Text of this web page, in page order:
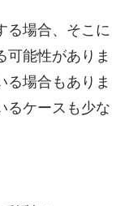
る場合、そこに
可能性がありま
る場合もありま
るケースも少な